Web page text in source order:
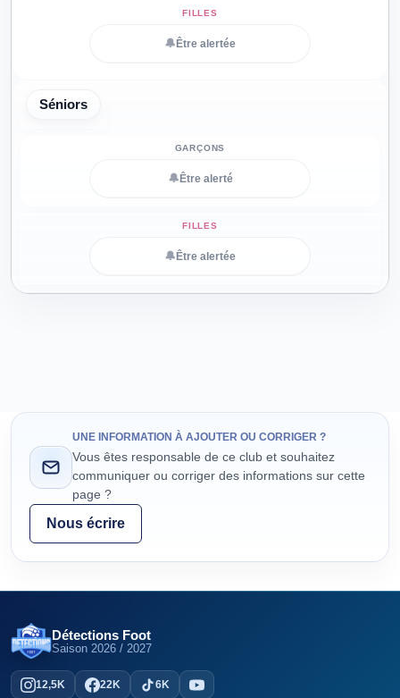
🔔 Être alertée
Séniors
🔔 Être alerté
🔔 Être alertée
UNE INFORMATION À AJOUTER OU CORRIGER ?
Vous êtes responsable de ce club et souhaitez
communiquer ou corriger des informations sur cette
page ?
Nous écrire
Détections Foot
Saison 2026 / 2027
12,5K 22K 6K